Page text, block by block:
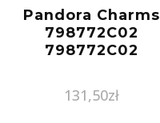
Pandora Charms
798772C02
798772C02
131,50zł